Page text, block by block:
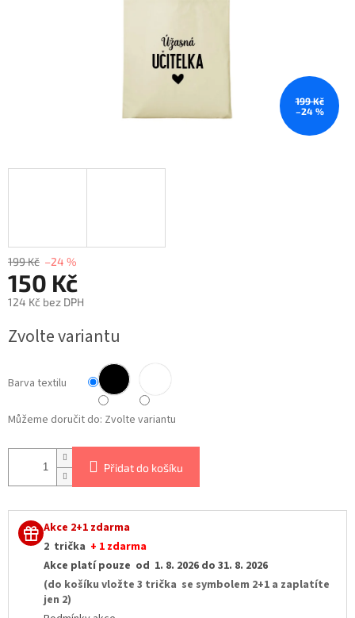
199 Kč
–24 %
199 Kč –24 %
150 Kč
124 Kč bez DPH
cena:
Zvolte variantu
Barva textilu
Můžeme doručit do: Zvolte variantu
Přidat do košíku
Akce 2+1 zdarma
2 trička + 1 zdarma
Akce platí pouze od 1. 8. 2026 do 31. 8. 2026
(do košíku vložte 3 trička se symbolem 2+1 a zaplatíte
jen 2)